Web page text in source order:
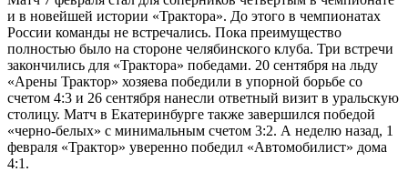
и в новейшей истории «Трактора». До этого в чемпионатах
России команды не встречались. Пока преимущество
полностью было на стороне челябинского клуба. Три встречи
закончились для «Трактора» победами. 20 сентября на льду
«Арены Трактор» хозяева победили в упорной борьбе со
счетом 4:3 и 26 сентября нанесли ответный визит в уральскую
столицу. Матч в Екатеринбурге также завершился победой
«черно-белых» с минимальным счетом 3:2. А неделю назад, 1
февраля «Трактор» уверенно победил «Автомобилист» дома
4:1.